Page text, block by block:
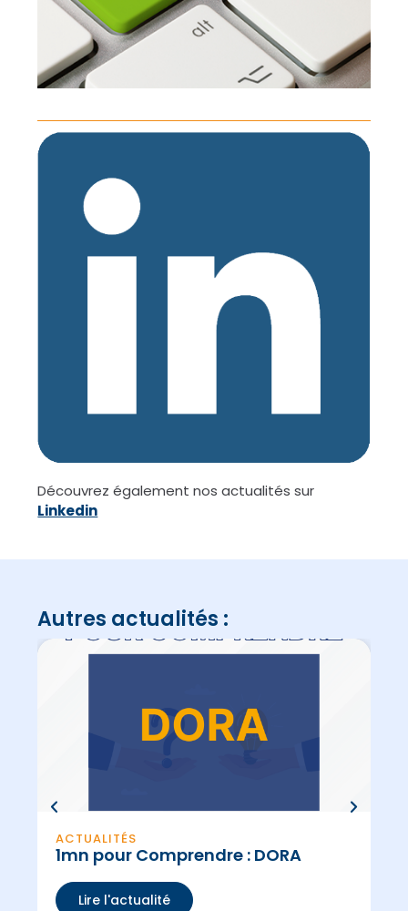
Découvrez également nos actualités sur
Linkedin
Autres actualités :
ACTUALITÉS
1mn pour Comprendre : DORA
Lire l'actualité